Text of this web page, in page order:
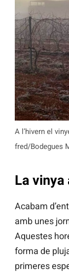
A l’hivern el
fred/Bodegues
La vinya
Acabam
amb unes
Aquestes
forma de
primeres